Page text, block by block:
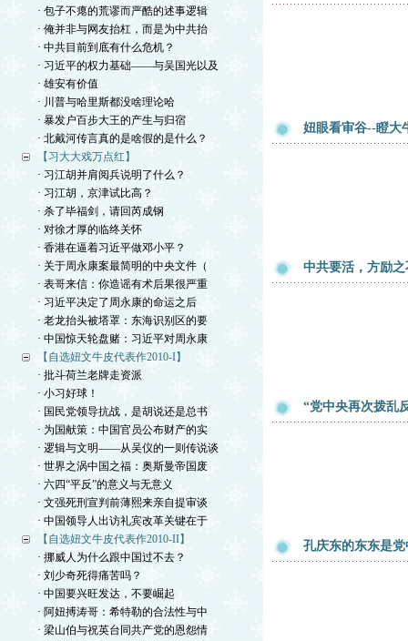
· 包子不瘪的荒谬而严酷的述事逻辑
· 俺并非与网友抬杠，而是为中共抬
· 中共目前到底有什么危机？
· 习近平的权力基础——与吴国光以及
· 雄安有价值
· 川普与哈里斯都没啥理论哈
· 暴发户百步大王的产生与归宿
· 北戴河传言真的是啥假的是什么？
【习大大戏万点红】
· 习江胡并肩阅兵说明了什么？
· 习江胡，京津试比高？
· 杀了毕福剑，请回芮成钢
· 对徐才厚的临终关怀
· 香港在逼着习近平做邓小平？
· 关于周永康案最简明的中央文件（
· 表哥来信：你造谣有术后果很严重
· 习近平决定了周永康的命运之后
· 老龙抬头被塔罩：东海识别区的要
· 中国惊天轮盘赌：习近平对周永康
【自选妞文牛皮代表作2010-I】
· 批斗荷兰老牌走资派
· 小习好球！
· 国民党领导抗战，是胡说还是总书
· 为国献策：中国官员公布财产的实
· 逻辑与文明——从吴仪的一则传说谈
· 世界之涡中国之福：奥斯曼帝国废
· 六四“平反”的意义与无意义
· 文强死刑宣判前薄熙来亲自提审谈
· 中国领导人出访礼宾改革关键在于
【自选妞文牛皮代表作2010-II】
· 挪威人为什么跟中国过不去？
· 刘少奇死得痛苦吗？
· 中国要兴旺发达，不要崛起
· 阿妞搏涛哥：希特勒的合法性与中
· 梁山伯与祝英台同共产党的恩怨情
妞眼看审谷--瞪大
中共要活，方励
“党中央再次拨乱
孔庆东的东东是